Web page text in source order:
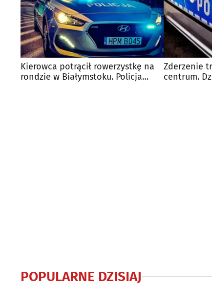
Kierowca potrącił rowerzystkę na
rondzie w Białymstoku. Policja
Zderzenie
centrum.
POPULARNE DZISIAJ